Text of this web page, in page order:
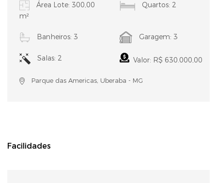
Área Lote: 300,00
m²
Quartos: 2
Banheiros: 3 Garagem: 3
Salas: 2 Valor: R$ 630.000,00
Parque das Americas, Uberaba - MG
Facilidades